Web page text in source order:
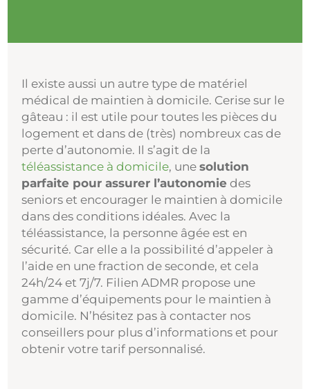
Il existe aussi un autre type de matériel
médical de maintien à domicile. Cerise sur le
gâteau : il est utile pour toutes les pièces du
logement et dans de (très) nombreux cas de
perte d’autonomie. Il s’agit de la
téléassistance à domicile, unesolution
parfaite pour assurer l’autonomie des
seniors et encourager le maintien à domicile
dans des conditions idéales. Avec la
téléassistance, la personne âgée est en
sécurité. Car elle a la possibilité d’appeler à
l’aide en une fraction de seconde, et cela
24h/24 et 7j/7. Filien ADMR propose une
gamme d’équipements pour le maintien à
domicile. N’hésitez pas à contacter nos
conseillers pour plus d’informations et pour
obtenir votre tarif personnalisé.